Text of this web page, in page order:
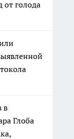
от голода
в
Глоба